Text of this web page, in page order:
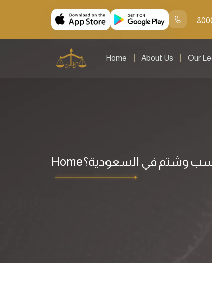
Home About Us Our
Homeسب وشتم في السعودية؟